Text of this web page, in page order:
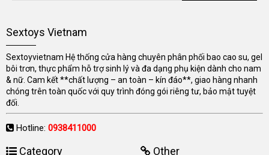
Sextoys Vietnam
Sextoyvietnam Hệ thống cửa hàng chuyên phân phối bao cao su, gel
bôi trơn, thực phẩm hỗ trợ sinh lý và đa dạng phụ kiện dành cho nam
& nữ. Cam kết **chất lượng – an toàn – kín đáo**, giao hàng nhanh
chóng trên toàn quốc với quy trình đóng gói riêng tư, bảo mật tuyệt
đối.
Hotline: 0938411000
Category Other